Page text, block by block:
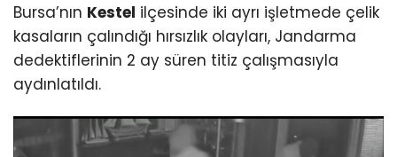
Bursa’nın Kestel ilçesinde iki ayrı işletmede çelik
kasaların çalındığı hırsızlık olayları, Jandarma
dedektiflerinin 2 ay süren titiz çalışmasıyla
aydınlatıldı.